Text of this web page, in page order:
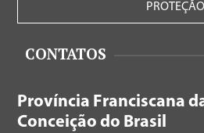
PROTEÇÃO
CONTATOS
Província Franciscana
Conceição do Brasil